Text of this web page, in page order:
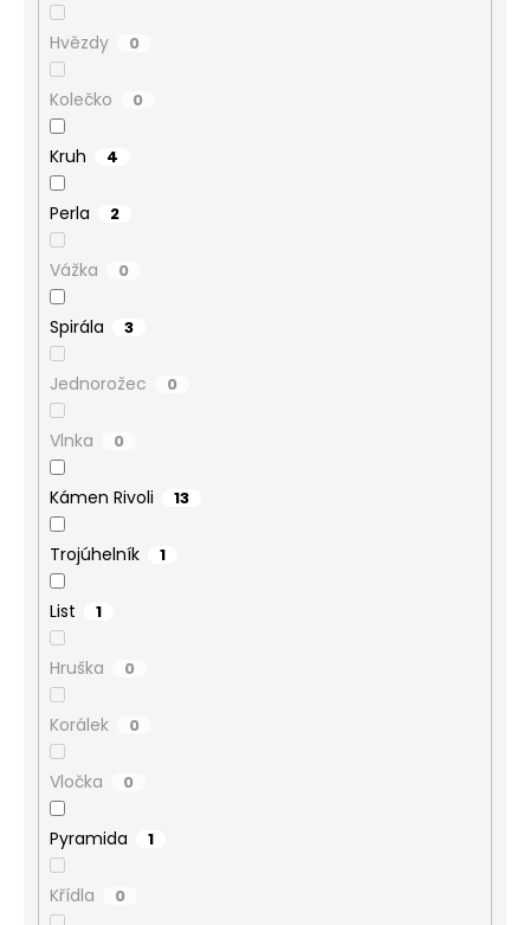
Hvězdy 0
Kolečko 0
Kruh 4
Perla 2
Vážka 0
Spirála 3
Jednorožec 0
Vlnka 0
Kámen Rivoli 13
Trojúhelník 1
List 1
Hruška 0
Korálek 0
Vločka 0
Pyramida 1
Křídla 0